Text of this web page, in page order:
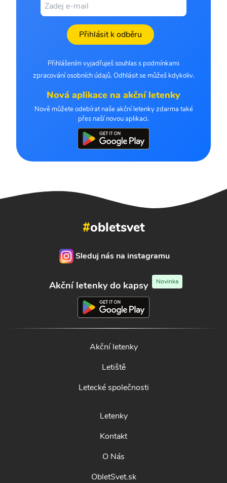
Přihlásit k odběru
Přihlášením vyjadřuješ souhlas s podmínkami
zpracování osobních údajů. Odhlásit se můžeš kdykoliv.
Nová aplikace na akční letenky
Nově můžete odebírat naše akční letenky zdarma také
přes naší novou aplikaci.
#obletsvet
Sleduj nás na instagramu
Akční letenky do kapsy Novinka
Akční letenky
Letiště
Letecké společnosti
Letenky
Kontakt
O Nás
ObletSvet.sk